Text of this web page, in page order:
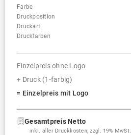
Farbe
Druckposition
Druckart
Druckfarben
Einzelpreis ohne Logo
+ Druck (1-farbig)
= Einzelpreis mit Logo
Gesamtpreis Netto
inkl. aller Druckkosten, zzgl. 19% MwSt.